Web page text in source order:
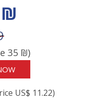
price
₪
before discount
35 ₪)
US$ 11.22)